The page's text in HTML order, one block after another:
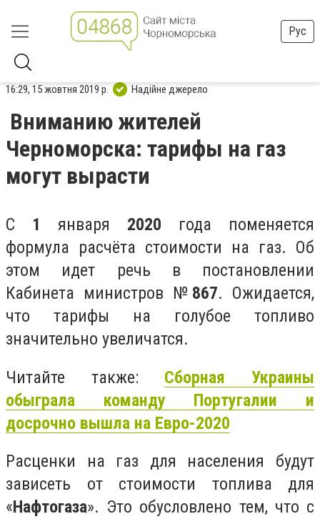
Рус
16:29, 15 жовтня 2019 р. Надійне джерело
Вниманию жителей
Черноморска: тарифы на газ
могут вырасти
С 1 января 2020 года поменяется
формула расчёта стоимости на газ. Об
этом идет речь в постановлении
Кабинета министров № 867. Ожидается,
что тарифы на голубое топливо
значительно увеличатся.
Читайте также: Сборная Украины
обыграла команду Португалии и
досрочно вышла на Евро-2020
Расценки на газ для населения будут
зависеть от стоимости топлива для
«Нафтогаза». Это обусловлено тем, что с